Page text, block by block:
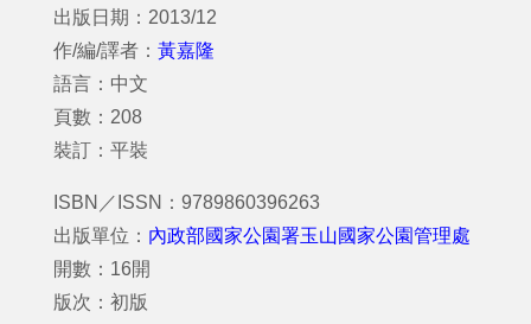
出版日期：2013/12
作/編/譯者： 黃嘉隆
語言：中文
頁數：208
裝訂：平裝
ISBN／ISSN：9789860396263
出版單位： 內政部國家公園署玉山國家公園管理處
開數：16開
版次：初版